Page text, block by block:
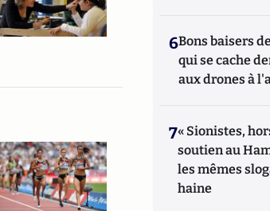
6Bons baisers
qui se cache
aux drones à
7« Sionistes,
soutien au
les mêmes
haine